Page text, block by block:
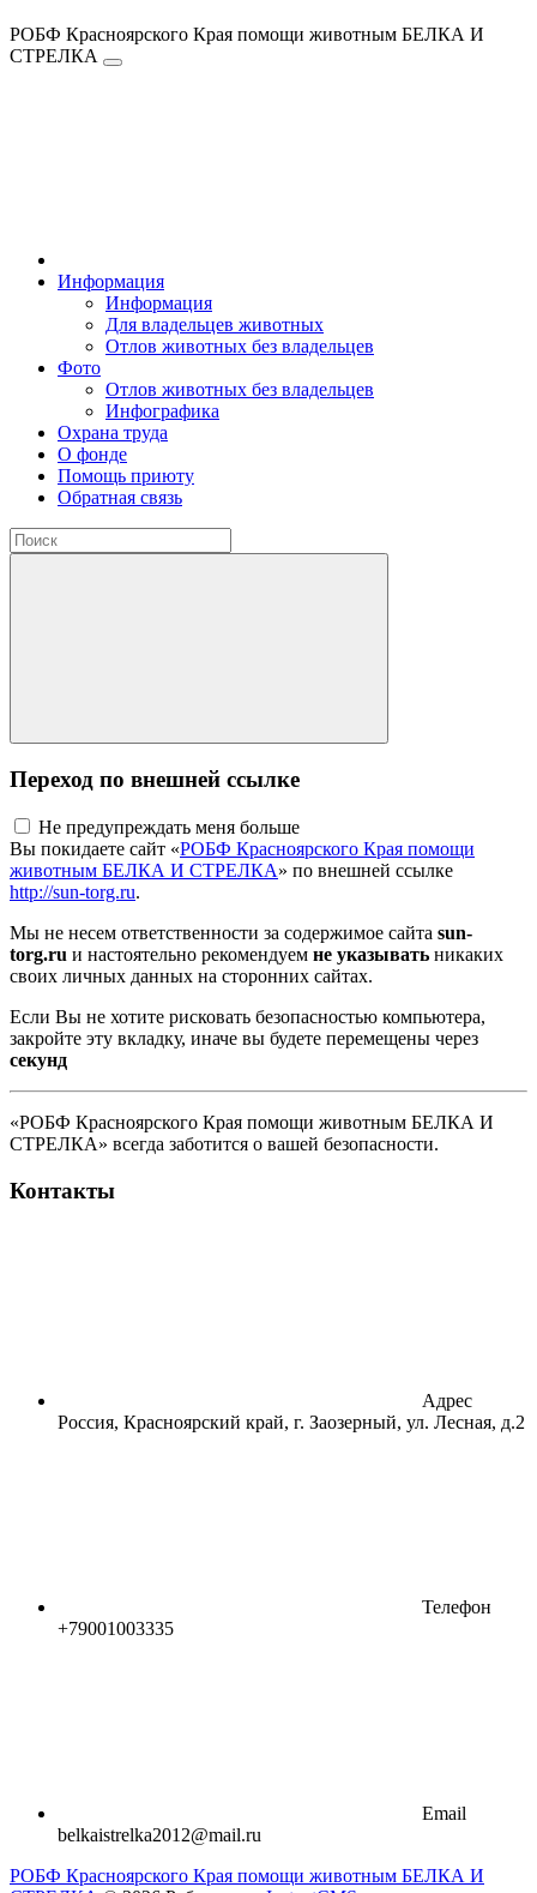
РОБФ Красноярского Края помощи животным БЕЛКА И
СТРЕЛКА
Информация
Информация
Для владельцев животных
Отлов животных без владельцев
Фото
Отлов животных без владельцев
Инфографика
Охрана труда
О фонде
Помощь приюту
Обратная связь
Переход по внешней ссылке
Не предупреждать меня больше
Вы покидаете сайт «РОБФ Красноярского Края помощи
животным БЕЛКА И СТРЕЛКА» по внешней ссылке
http://sun-torg.ru.
Мы не несем ответственности за содержимое сайта sun-
torg.ru и настоятельно рекомендуем не указывать никаких
своих личных данных на сторонних сайтах.
Если Вы не хотите рисковать безопасностью компьютера,
закройте эту вкладку, иначе вы будете перемещены через
секунд
«РОБФ Красноярского Края помощи животным БЕЛКА И
СТРЕЛКА» всегда заботится о вашей безопасности.
Контакты
Адрес
Россия, Красноярский край, г. Заозерный, ул. Лесная, д.2
Телефон
+79001003335
Email
belkaistrelka2012@mail.ru
РОБФ Красноярского Края помощи животным БЕЛКА И